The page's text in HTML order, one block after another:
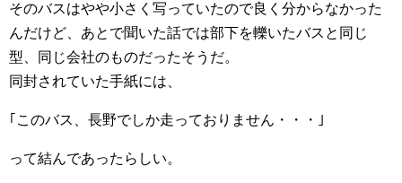
そのバスはやや小さく写っていたので良く分からなかった
んだけど、あとで聞いた話では部下を轢いたバスと同じ
型、同じ会社のものだったそうだ。
同封されていた手紙には、
｢このバス、長野でしか走っておりません・・・｣
って結んであったらしい。